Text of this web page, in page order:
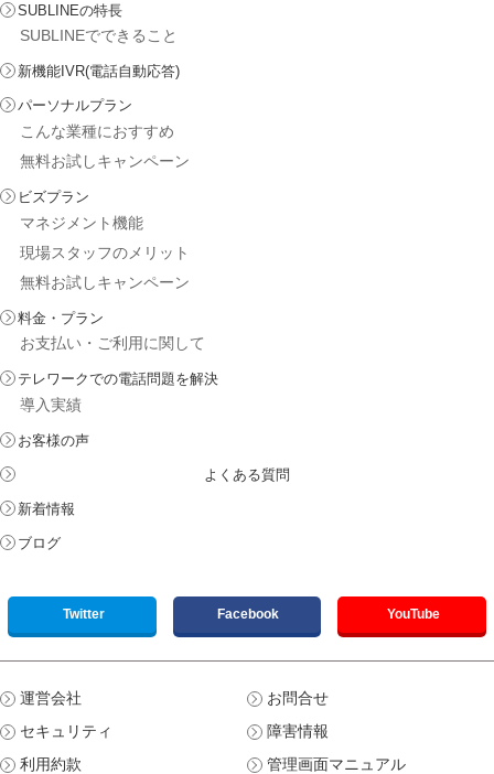
SUBLINEの特長
SUBLINEでできること
新機能IVR(電話自動応答)
パーソナルプラン
こんな業種におすすめ
無料お試しキャンペーン
ビズプラン
マネジメント機能
現場スタッフのメリット
無料お試しキャンペーン
料金・プラン
お支払い・ご利用に関して
テレワークでの電話問題を解決
導入実績
お客様の声
よくある質問
新着情報
ブログ
Twitter Facebook YouTube
運営会社
セキュリティ
利用約款
お問合せ
障害情報
管理画面マニュアル